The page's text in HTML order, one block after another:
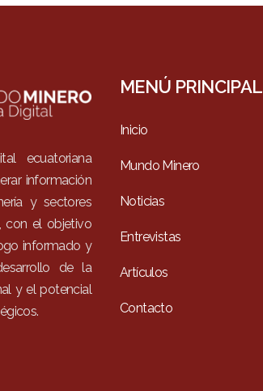
ecuatoriana
información
y sectores
con el objetivo
informado y
de la
y el potencial
MENÚ PRINCIPAL
Inicio
Mundo Minero
Noticias
Entrevistas
Artículos
Contacto